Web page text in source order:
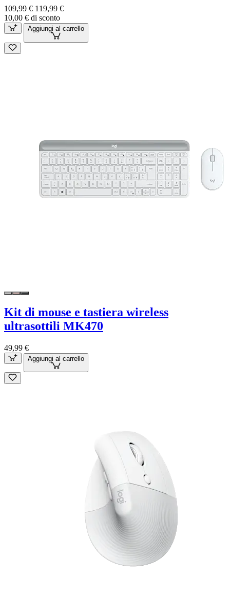
109,99 € 119,99 €
10,00 € di sconto
Aggiungi al carrello
Kit di mouse e tastiera wireless
ultrasottili MK470
49,99 €
Aggiungi al carrello